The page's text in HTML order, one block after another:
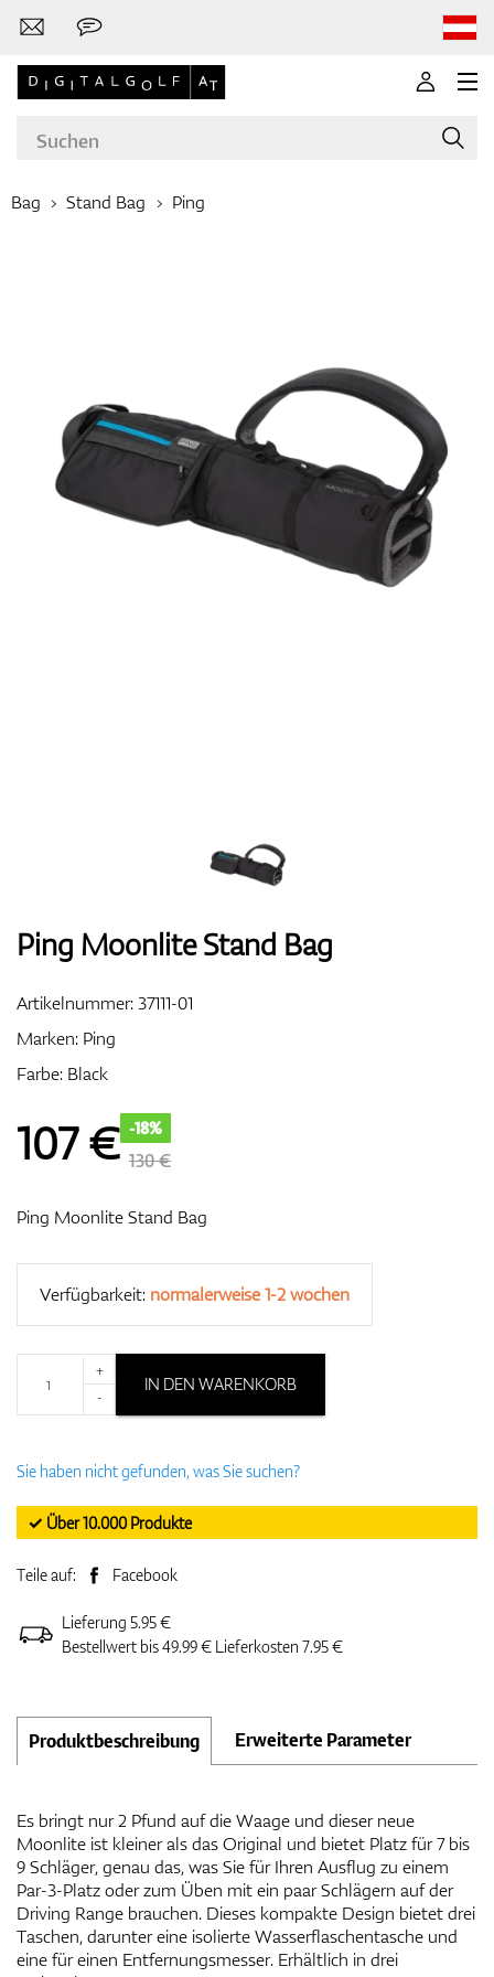
Bekleidung
Handschuhe
Bags
Bag Stand Bag Ping
Ping Moonlite Stand Bag
Artikelnummer:37111-01
Marken: Ping
Farbe: Black
107€ -18%
130 €
Ping Moonlite Stand Bag
Verfügbarkeit: normalerweise 1-2 wochen
+
-
IN DEN WARENKORB
Sie haben nicht gefunden, was Sie suchen?
✓ Über 10.000 Produkte
Teile auf: Facebook
Lieferung 5.95 €
Bestellwert bis 49.99 € Lieferkosten 7.95 €
Produktbeschreibung Erweiterte Parameter
Es bringt nur 2 Pfund auf die Waage und dieser neue
Moonlite ist kleiner als das Original und bietet Platz für 7 bis
9 Schläger, genau das, was Sie für Ihren Ausflug zu einem
Par-3-Platz oder zum Üben mit ein paar Schlägern auf der
Driving Range brauchen. Dieses kompakte Design bietet drei
Taschen, darunter eine isolierte Wasserflaschentasche und
eine für einen Entfernungsmesser. Erhältlich in drei